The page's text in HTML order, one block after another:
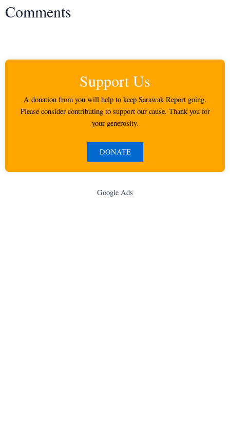
Comments
Support Us
A donation from you will help to keep Sarawak Report going.
Please consider contributing to support our cause. Thank you for
your generosity.
DONATE
Google Ads